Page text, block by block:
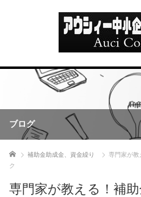
ブログ
ホーム 補助金助成金、資金繰り
専門家が教
ク
専門家が教える！補